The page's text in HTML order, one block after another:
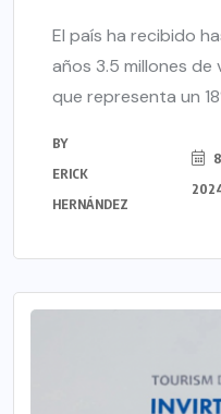
El país ha recibido
años 3.5 millones
que representa un
BY
ERICK
HERNÁNDEZ